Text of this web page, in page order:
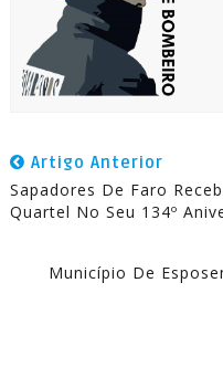
Artigo Anterior
Sapadores De Faro
Quartel No Seu 134º
Município De